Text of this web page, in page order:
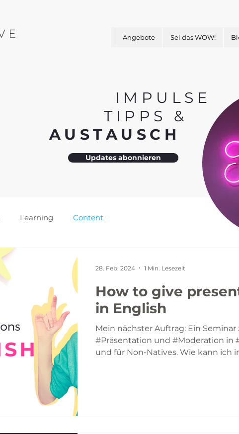
Angebote Sei das WOW!
Learning Content
How to give
in English
Mein nächster Auftrag: Ein Seminar
#Präsentation und #Moderation in
und für Non-Natives. Wie kann ich
28. Feb. 2024 1 Min. Lesezeit
IMPULSE
TIPPS &
AUSTAUSCH
Updates abonnieren